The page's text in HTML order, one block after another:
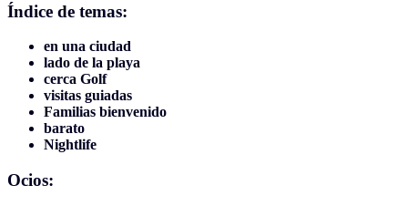
Índice de temas:
en una ciudad
lado de la playa
cerca Golf
visitas guiadas
Familias bienvenido
barato
Nightlife
Ocios: